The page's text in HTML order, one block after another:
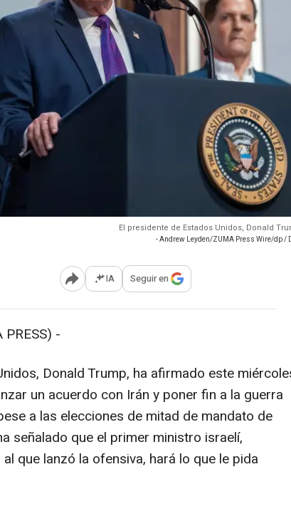
El presidente de Estados Unidos, Donald
- Andrew Leyden/ZUMA Press Wire/dp /
Abrir opciones para compartir
IA Seguir en
PRESS) -
Donald Trump, ha afirmado este
un acuerdo con Irán y poner fin a la guerra
a las elecciones de mitad de mandato de
señalado que el primer ministro israelí,
que lanzó la ofensiva, hará lo que le pida